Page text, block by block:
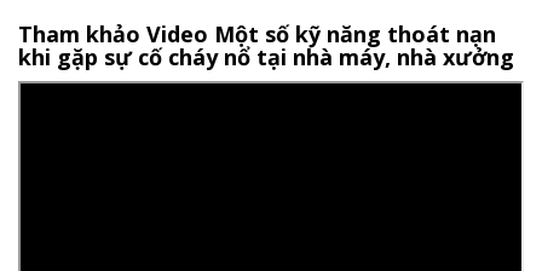
Tham khảo Video Một số kỹ năng thoát nạn
khi gặp sự cố cháy nổ tại nhà máy, nhà xưởng